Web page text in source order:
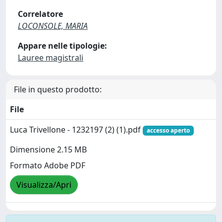
Correlatore
LOCONSOLE, MARIA
Appare nelle tipologie:
Lauree magistrali
File in questo prodotto:
File
Luca Trivellone - 1232197 (2) (1).pdf
accesso aperto
Dimensione 2.15 MB
Formato Adobe PDF
Visualizza/Apri